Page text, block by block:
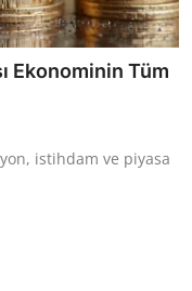
Ekonominin Tüm
istihdam ve piyasa